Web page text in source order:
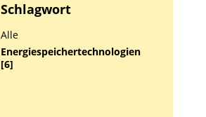
Schlagwort
Alle
Energiespeichertechnologien
[6]